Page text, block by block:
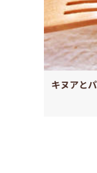
キヌアと